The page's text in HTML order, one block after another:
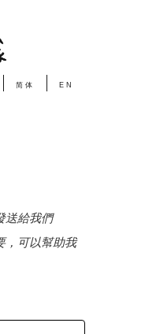
简体 EN
送給我們
，可以幫助我